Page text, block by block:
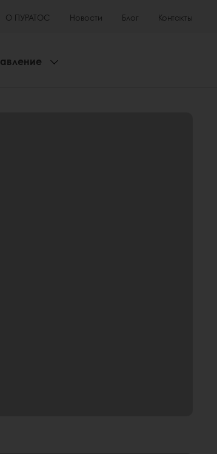
О ПУРАТОС Новости Блог Контакты